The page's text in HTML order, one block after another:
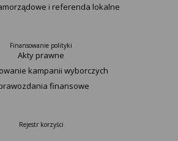
i referenda lokalne
Finansowanie polityki
Akty prawne
kampanii wyborczych
finansowe
Rejestr korzyści